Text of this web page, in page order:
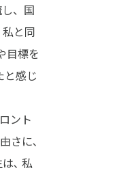
、国
と同
目標を
と感じ
ント
さに､
､ 私